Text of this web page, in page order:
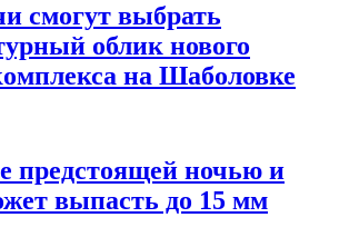
смогут выбрать
облик нового
на Шаболовке
предстоящей ночью и
выпасть до 15 мм